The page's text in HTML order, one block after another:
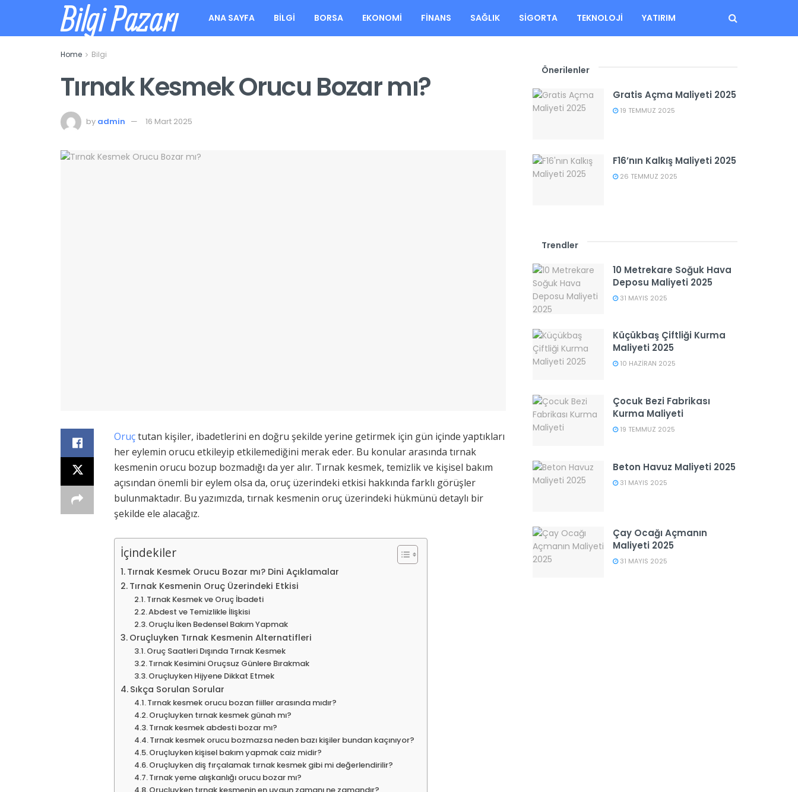
Bilgi Pazarı ANA SAYFA BILGI BORSA EKONOMI FINANS SAĞLIK SIGORTA TEKNOLOJI YATIRIM
Home Bilgi
Tırnak Kesmek Orucu Bozar mı?
by admin 16 Mart 2025
Oruçtutan kişiler, ibadetlerini en doğru şekilde yerine getirmek için gün içinde yaptıkları
her eylemin orucu etkileyip etkilemediğini merak eder. Bu konular arasında tırnak
kesmenin orucu bozup bozmadığı da yer alır. Tırnak kesmek, temizlik ve kişisel bakım
açısından önemli bir eylem olsa da, oruç üzerindeki etkisi hakkında farklı görüşler
bulunmaktadır. Bu yazımızda, tırnak kesmenin oruç üzerindeki hükmünü detaylı bir
şekilde ele alacağız.
İçindekiler
Tırnak Kesmek Orucu Bozar mı? Dini Açıklamalar
Tırnak Kesmenin Oruç Üzerindeki Etkisi
Tırnak Kesmek ve Oruç İbadeti
Abdest ve Temizlikle İlişkisi
Oruçlu İken Bedensel Bakım Yapmak
Oruçluyken Tırnak Kesmenin Alternatifleri
Oruç Saatleri Dışında Tırnak Kesmek
Tırnak Kesimini Oruçsuz Günlere Bırakmak
Oruçluyken Hijyene Dikkat Etmek
Sıkça Sorulan Sorular
Tırnak kesmek orucu bozan fiiller arasında mıdır?
Oruçluyken tırnak kesmek günah mı?
Tırnak kesmek abdesti bozar mı?
Tırnak kesmek orucu bozmazsa neden bazı kişiler bundan kaçınıyor?
Oruçluyken kişisel bakım yapmak caiz midir?
Oruçluyken diş fırçalamak tırnak kesmek gibi mi değerlendirilir?
Tırnak yeme alışkanlığı orucu bozar mı?
Önerilenler
Gratis Açma Maliyeti 2025
19 TEMMUZ 2025
F16’nın Kalkış Maliyeti 2025
26 TEMMUZ 2025
Trendler
10 Metrekare Soğuk Hava
Deposu Maliyeti 2025
31 MAYIS 2025
Küçükbaş Çiftliği Kurma
Maliyeti 2025
10 HAZIRAN 2025
Çocuk Bezi Fabrikası
Kurma Maliyeti
19 TEMMUZ 2025
Beton Havuz Maliyeti 2025
31 MAYIS 2025
Çay Ocağı Açmanın
Maliyeti 2025
31 MAYIS 2025